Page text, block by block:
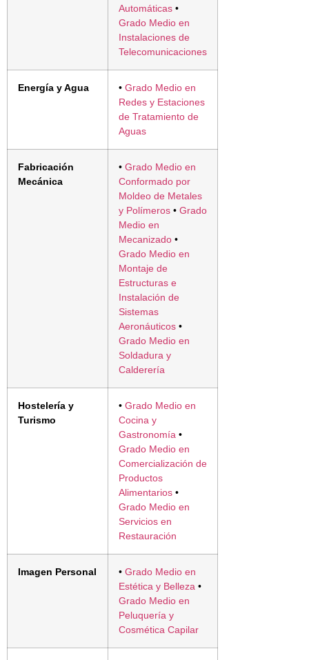
Automáticas •
Grado Medio en
Instalaciones de
Telecomunicaciones
Energía y Agua • Grado Medio en
Redes y Estaciones
de Tratamiento de
Aguas
Fabricación
Mecánica
• Grado Medio en
Conformado por
Moldeo de Metales
y Polímeros • Grado
Medio en
Mecanizado •
Grado Medio en
Montaje de
Estructuras e
Instalación de
Sistemas
Aeronáuticos •
Grado Medio en
Soldadura y
Calderería
Hostelería y
Turismo
• Grado Medio en
Cocina y
Gastronomía •
Grado Medio en
Comercialización de
Productos
Alimentarios •
Grado Medio en
Servicios en
Restauración
Imagen Personal • Grado Medio en
Estética y Belleza •
Grado Medio en
Peluquería y
Cosmética Capilar